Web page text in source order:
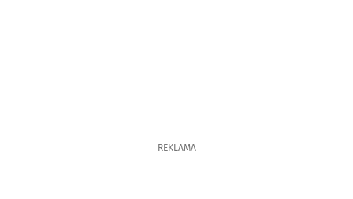
REKLAMA